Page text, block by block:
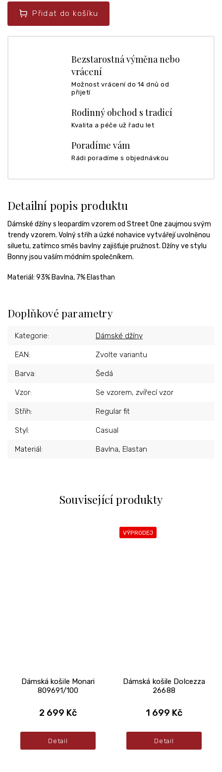
Přidat do košíku
Bezstarostná výměna nebo
vrácení
Možnost vrácení do 14 dnů od
přijetí
Rodinný obchod s tradicí
Kvalita a péče už řadu let
Poradíme vám
Rádi poradíme s objednávkou
Související produkty
Dámská košile Monari
809691/100
2 699 Kč
Detail
VÝPRODEJ
Dámská košile Dolcezza
26688
1 699 Kč
Detail
Detailní popis produktu
Dámské džíny s leopardím vzorem od Street One zaujmou svým
trendy vzorem. Volný střih a úzké nohavice vytvářejí uvolněnou
siluetu, zatímco směs bavlny zajišťuje pružnost. Džíny ve stylu
Bonny jsou vaším módním společníkem.
Materiál: 93% Bavlna, 7% Elasthan
Doplňkové parametry
Kategorie: Dámské džíny
EAN: Zvolte variantu
Barva: Šedá
Vzor: Se vzorem, zvířecí vzor
Střih: Regular fit
Styl: Casual
Materiál: Bavlna, Elastan